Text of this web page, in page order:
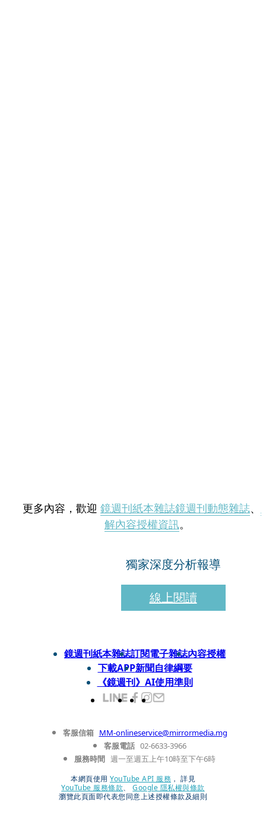
更多內容，歡迎 鏡週刊紙本雜誌鏡週刊動態雜誌、
解內容授權資訊。
獨家深度分析報導
線上閱讀
鏡週刊紙本雜誌訂閱電子雜誌內容授權
下載APP新聞自律綱要
《鏡週刊》AI使用準則
客服信箱 MM-onlineservice@mirrormedia.mg
客服電話 02-6633-3966
服務時間 週一至週五上午10時至下午6時
本網頁使用 YouTube API 服務 ， 詳見
YouTube 服務條款、
Google 隱私權與條款
瀏覽此頁面即代表您同意上述授權條款及細則